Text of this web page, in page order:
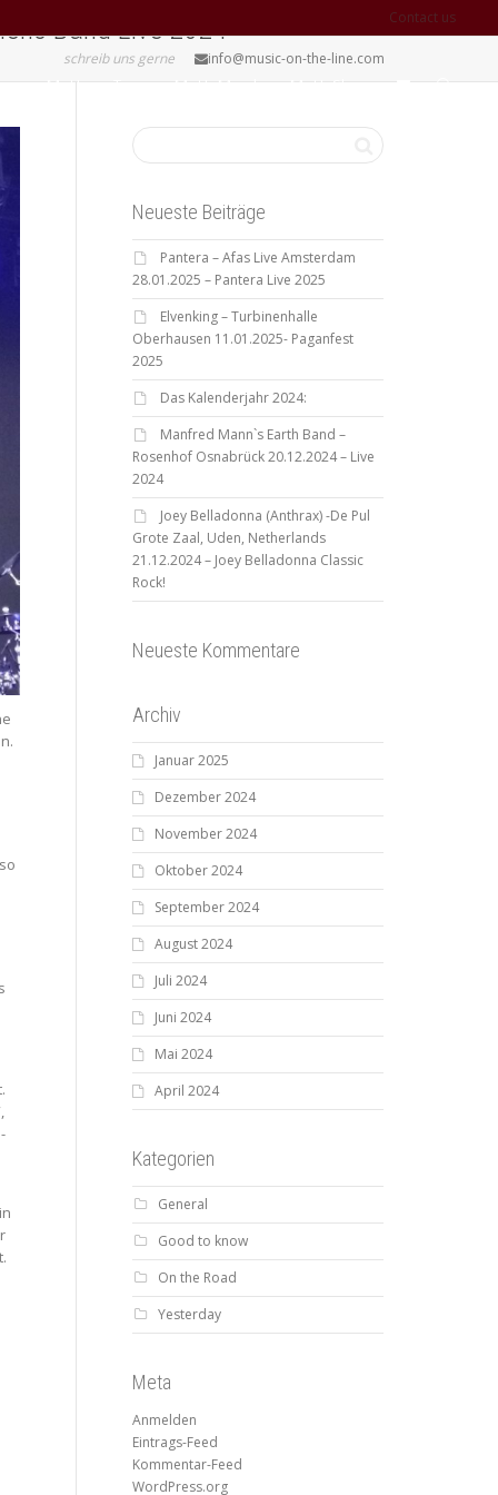
Contact us
MotL on Tour MotL Merch MotL Shop
Band Live 2024
schreib uns gerne info@music-on-the-line.com
Neueste Beiträge
Pantera – Afas Live Amsterdam
28.01.2025 – Pantera Live 2025
Elvenking – Turbinenhalle
Oberhausen 11.01.2025- Paganfest
2025
Das Kalenderjahr 2024:
Manfred Mann`s Earth Band –
Rosenhof Osnabrück 20.12.2024 – Live
2024
Joey Belladonna (Anthrax) -De Pul
Grote Zaal, Uden, Netherlands
21.12.2024 – Joey Belladonna Classic
Rock!
Neueste Kommentare
Archiv
Januar 2025
Dezember 2024
November 2024
Oktober 2024
September 2024
August 2024
Juli 2024
Juni 2024
Mai 2024
April 2024
Kategorien
General
Good to know
On the Road
Yesterday
Meta
Anmelden
Eintrags-Feed
Kommentar-Feed
WordPress.org